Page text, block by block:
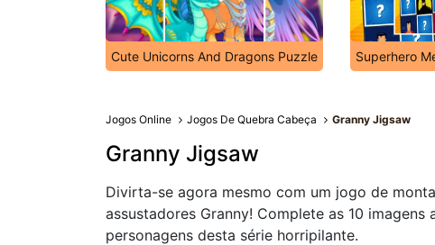
Cute Unicorns And Dragons Puzzle Superhero
Jogos Online Jogos De Quebra Cabeça Granny Jigsaw
Granny Jigsaw
Divirta-se agora mesmo com um jogo de
assustadores Granny! Complete as 10
personagens desta série horripilante.